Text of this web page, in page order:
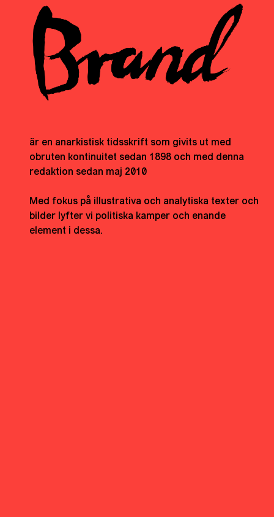
är en anarkistisk tidsskrift som givits ut med
obruten kontinuitet sedan 1898 och med denna
redaktion sedan maj 2010
Med fokus på illustrativa och analytiska texter och
bilder lyfter vi politiska kamper och enande
element i dessa.